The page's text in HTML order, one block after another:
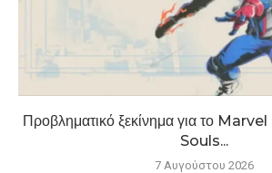
Προβληματικό ξεκίνημα για το
Souls...
7 Αυγούστου 2026